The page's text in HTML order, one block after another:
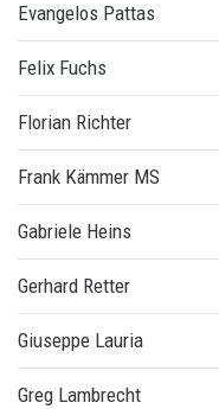
Evangelos Pattas
Felix Fuchs
Florian Richter
Frank Kämmer MS
Gabriele Heins
Gerhard Retter
Giuseppe Lauria
Greg Lambrecht